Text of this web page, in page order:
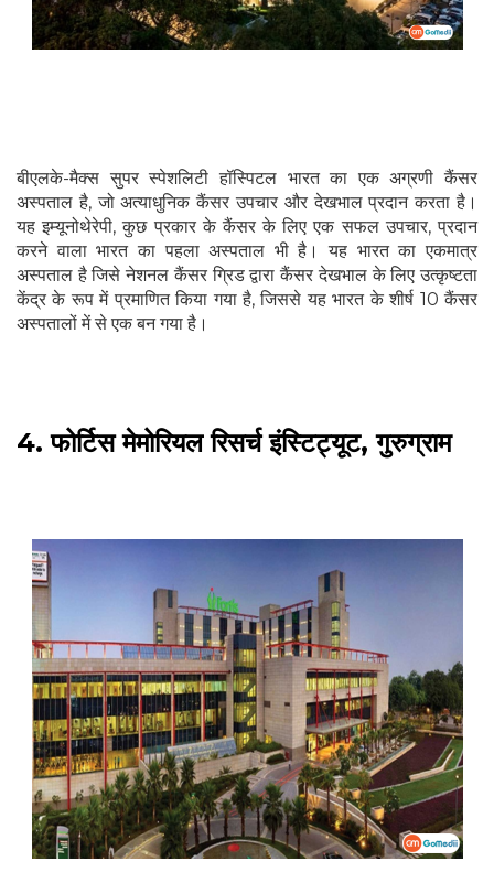
बीएलके-मैक्स सुपर स्पेशलिटी हॉस्पिटल भारत का एक अग्रणी कैंसर
अस्पताल है, जो अत्याधुनिक कैंसर उपचार और देखभाल प्रदान करता है।
यह इम्यूनोथेरेपी, कुछ प्रकार के कैंसर के लिए एक सफल उपचार, प्रदान
करने वाला भारत का पहला अस्पताल भी है। यह भारत का एकमात्र
अस्पताल है जिसे नेशनल कैंसर ग्रिड द्वारा कैंसर देखभाल के लिए उत्कृष्टता
केंद्र के रूप में प्रमाणित किया गया है, जिससे यह भारत के शीर्ष 10 कैंसर
अस्पतालों में से एक बन गया है।
4. फोर्टिस मेमोरियल रिसर्च इंस्टिट्यूट, गुरुग्राम